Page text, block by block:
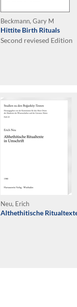
Beckmann, Gary M
Hittite Birth Rituals
Second reviesed Edition
Neu, Erich
Althethitische